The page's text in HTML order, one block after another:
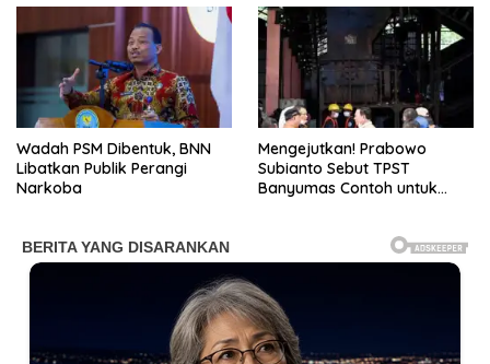
Wadah PSM Dibentuk, BNN
Libatkan Publik Perangi
Narkoba
Mengejutkan! Prabowo
Subianto Sebut TPST
Banyumas Contoh untuk